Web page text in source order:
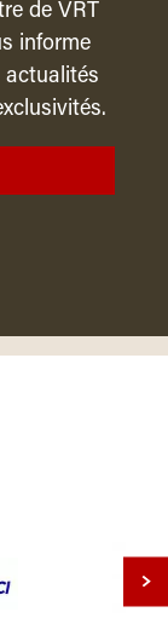
de VRT
informe
actualités